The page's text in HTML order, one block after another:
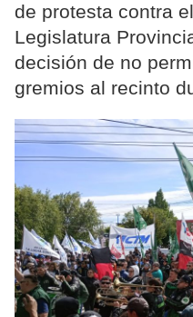
de protesta contra
Legislatura
decisión de no
gremios al recinto